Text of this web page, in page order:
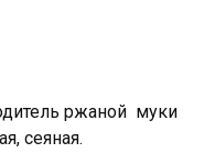
ржаной муки
сеяная.